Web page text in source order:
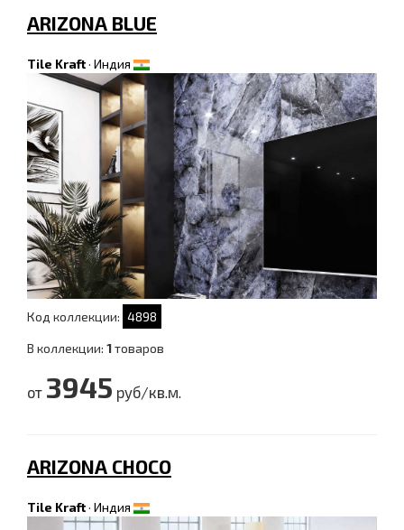
ARIZONA BLUE
Tile Kraft· Индия
Код коллекции: 4898
В коллекции: 1товаров
от 3945 руб/кв.м.
ARIZONA CHOCO
Tile Kraft· Индия